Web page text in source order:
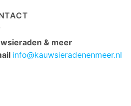
& meer
info@kauwsieradenenmeer.nl